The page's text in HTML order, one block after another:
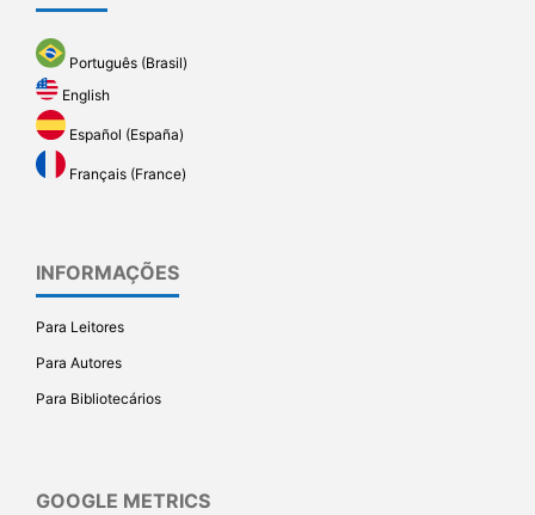
Português (Brasil)
English
Español (España)
Français (France)
INFORMAÇÕES
Para Leitores
Para Autores
Para Bibliotecários
GOOGLE METRICS